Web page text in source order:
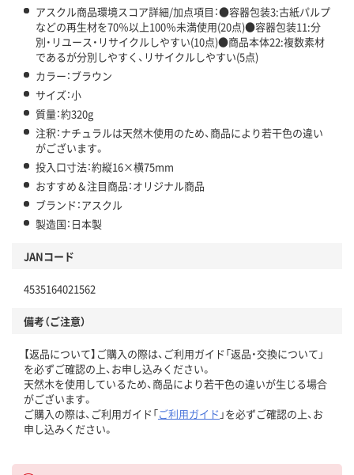
アスクル商品環境スコア詳細/加点項目：●容器包装3:古紙パルプ
などの再生材を70％以上100％未満使用(20点)●容器包装11:分
別・リユース・リサイクルしやすい(10点)●商品本体22:複数素材
であるが分別しやすく、リサイクルしやすい(5点)
カラー：ブラウン
サイズ：小
質量：約320g
注釈：ナチュラルは天然木使用のため、商品により若干色の違い
がございます。
投入口寸法：約縦16×横75mm
おすすめ＆注目商品：オリジナル商品
ブランド：アスクル
製造国：日本製
JANコード
4535164021562
備考（ご注意）
【返品について】ご購入の際は、ご利用ガイド「返品・交換について」
を必ずご確認の上、お申し込みください。
天然木を使用しているため、商品により若干色の違いが生じる場合
がございます。
ご購入の際は、ご利用ガイド「ご利用ガイド 」を必ずご確認の上、お
申し込みください。